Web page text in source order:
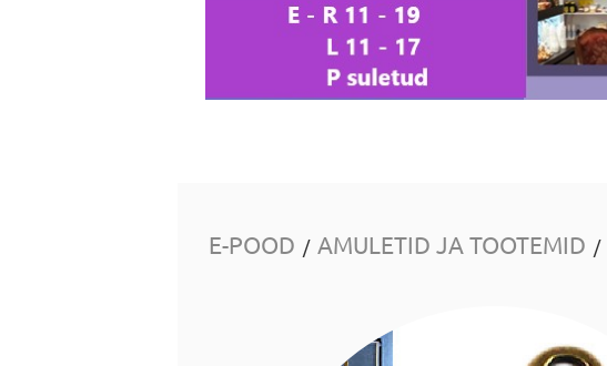
E-POOD / AMULETID JA TOOTEMID /